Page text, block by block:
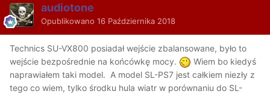
audiotone
Opublikowano 16 Października 2018
Technics SU-VX800 posiadał wejście zbalansowane, było to
wejście bezpośrednie na końcówkę mocy.
Wiem bo kiedyś
naprawiałem taki model. A model SL-PS7 jest całkiem niezły z
tego co wiem, tylko środku hula wiatr w porównaniu do SL-